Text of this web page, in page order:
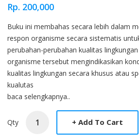
Rp. 200,000
Product Overview
Buku ini membahas secara lebih dalam
respon organisme secara sistematis
perubahan-perubahan kualitas
organisme tersebut mengindikasikan
kualitas lingkungan secara khusus atau
kualutas
baca selengkapnya..
Qty